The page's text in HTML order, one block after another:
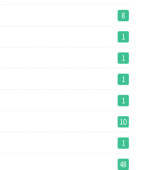
8
1
1
1
1
10
1
48